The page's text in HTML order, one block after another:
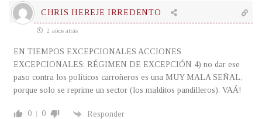
CHRIS HEREJE IRREDENTO
2 años atrás
EN TIEMPOS EXCEPCIONALES ACCIONES
EXCEPCIONALES: RÉGIMEN DE EXCEPCIÓN 4) no dar ese
paso contra los políticos carroñeros es una MUY MALA SEÑAL,
porque solo se reprime un sector (los malditos pandilleros). VAÁ!
0 0 Responder